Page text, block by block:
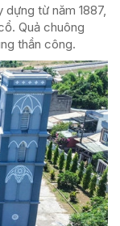
từ năm 1887,
Quả chuông
thần công.